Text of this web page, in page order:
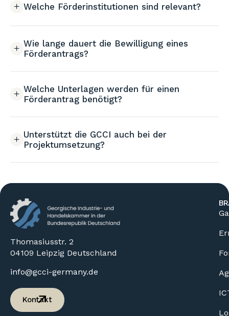
Welche Förderinstitutionen sind relevant?
Wie lange dauert die Bewilligung eines
Förderantrags?
Welche Unterlagen werden für einen
Förderantrag benötigt?
Unterstützt die GCCI auch bei der
Projektumsetzung?
Thomasiusstr. 2
04109 Leipzig Deutschland
info@gcci-germany.de
Kontakt